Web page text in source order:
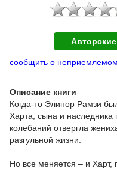
сообщить о
Описание книги
Когда-то Элинор Рамзи
Харта, сына и наследника
колебаний отвергла
разгульной жизни.
Но все меняется – и